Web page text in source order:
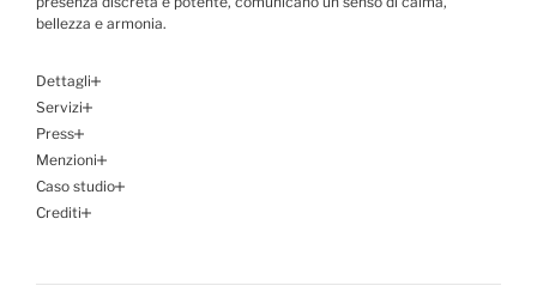
bellezza e armonia.
Dettagli
Servizi
Press
Menzioni
Caso studio
Crediti